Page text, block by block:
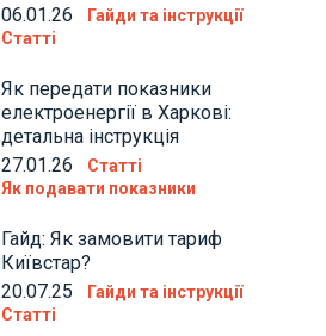
06.01.26
Гайди та інструкції
Статті
Як передати показники
електроенергії в Харкові:
детальна інструкція
27.01.26
Статті
Як подавати показники
Гайд: Як замовити тариф
Київстар?
20.07.25
Гайди та інструкції
Статті